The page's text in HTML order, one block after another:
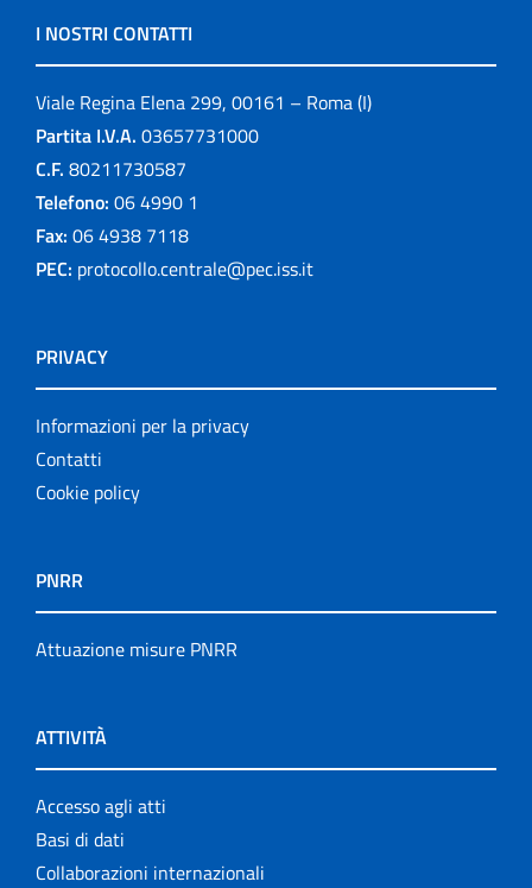
I NOSTRI CONTATTI
Viale Regina Elena 299, 00161 – Roma (I)
Partita I.V.A. 03657731000
C.F. 80211730587
Telefono: 06 4990 1
Fax: 06 4938 7118
PEC: protocollo.centrale@pec.iss.it
PRIVACY
Informazioni per la privacy
Contatti
Cookie policy
PNRR
Attuazione misure PNRR
ATTIVITÀ
Accesso agli atti
Basi di dati
Collaborazioni internazionali